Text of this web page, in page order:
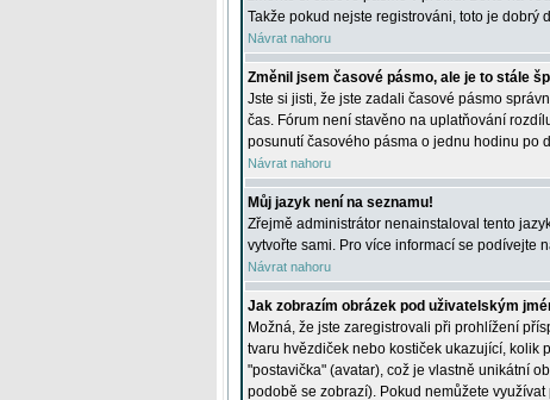
Takže pokud nejste registrováni, toto je dobrý
Návrat nahoru
Změnil jsem časové pásmo, ale je to stále
Jste si jisti, že jste zadali časové pásmo
čas. Fórum není stavěno na uplatňování
posunutí časového pásma o jednu hodinu po
Návrat nahoru
Můj jazyk není na seznamu!
Zřejmě administrátor nenainstaloval tento
vytvořte sami. Pro více informací se podívejte
Návrat nahoru
Jak zobrazím obrázek pod uživatelským
Možná, že jste zaregistrovali při prohlížení
tvaru hvězdiček nebo kostiček ukazující, kolik
"postavička" (avatar), což je vlastně unikátní
podobě se zobrazí). Pokud nemůžete